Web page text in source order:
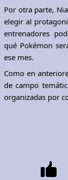
Por otra parte,
elegir al
entrenadores
qué Pokémon
ese mes.
Como en
de campo
organizadas por